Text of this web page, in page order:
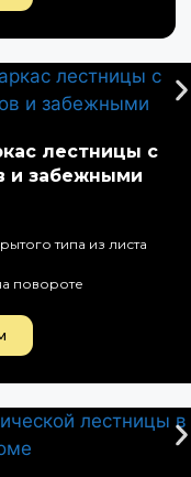
лестницы с
и забежными
типа из листа
повороте